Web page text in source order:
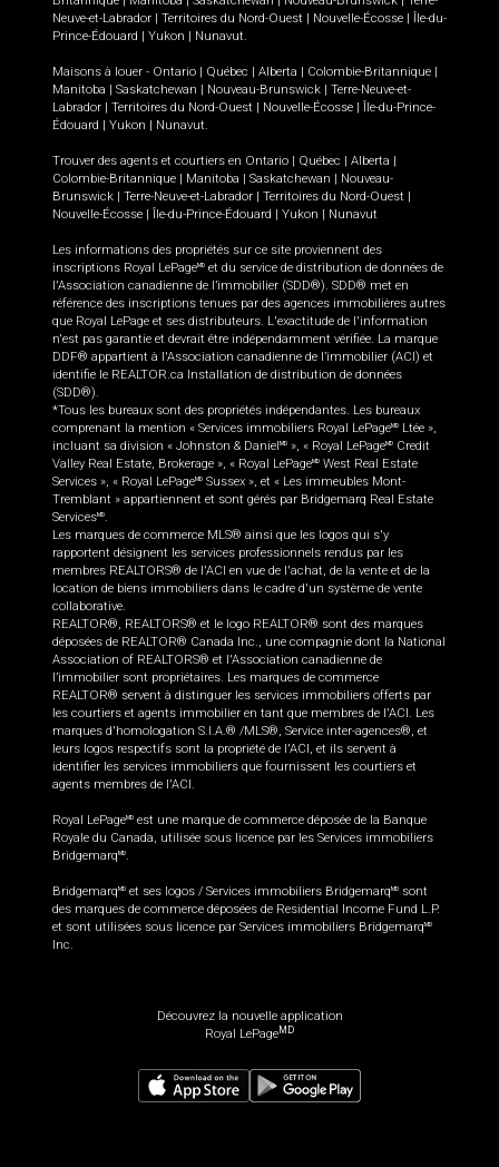
Neuve-et-Labrador
Territoires du Nord-Ouest Nouvelle-Écosse
Île-du-
Prince-Édouard
Yukon Nunavut.
Maisons à louer - Ontario Québec Alberta Colombie-Britannique
Manitoba
Saskatchewan Nouveau-Brunswick
Terre-Neuve-et-
Labrador
Territoires du Nord-Ouest Nouvelle-Écosse
Île-du-Prince-
Édouard
Yukon Nunavut.
Trouver des agents et courtiers en Ontario Québec Alberta
Colombie-Britannique
Manitoba Saskatchewan
Nouveau-
Brunswick
Terre-Neuve-et-Labrador Territoires du Nord-Ouest
Nouvelle-Écosse
Île-du-Prince-Édouard Yukon Nunavut
Les informations des propriétés sur ce site proviennent des
inscriptions Royal LePageMD et du service de distribution de données de
l'Association canadienne de l’immobilier (SDD®). SDD® met en
référence des inscriptions tenues par des agences immobilières autres
que Royal LePage et ses distributeurs. L'exactitude de l'information
n'est pas garantie et devrait être indépendamment vérifiée. La marque
DDF® appartient à l'Association canadienne de l’immobilier (ACI) et
identifie le REALTOR.ca Installation de distribution de données
(SDD®).
*Tous les bureaux sont des propriétés indépendantes. Les bureaux
comprenant la mention « Services immobiliers Royal LePageMD
Ltée »,
incluant sa division « Johnston & Daniel MD », « Royal LePageMD
Credit
Valley Real Estate, Brokerage », « Royal LePageMD West Real Estate
Services », « Royal LePageMD Sussex », et « Les immeubles Mont-
Tremblant » appartiennent et sont gérés par Bridgemarq Real Estate
ServicesMD.
Les marques de commerce MLS® ainsi que les logos qui s'y
rapportent désignent les services professionnels rendus par les
membres REALTORS® de l'ACI en vue de l'achat, de la vente et de la
location de biens immobiliers dans le cadre d'un système de vente
collaborative.
REALTOR®, REALTORS® et le logo REALTOR® sont des marques
déposées de REALTOR® Canada Inc., une compagnie dont la National
Association of REALTORS® et l'Association canadienne de
l’immobilier sont propriétaires. Les marques de commerce
REALTOR® servent à distinguer les services immobiliers offerts par
les courtiers et agents immobilier en tant que membres de l'ACI. Les
marques d'homologation S.I.A.® /MLS®, Service inter-agences®, et
leurs logos respectifs sont la propriété de l'ACI, et ils servent à
identifier les services immobiliers que fournissent les courtiers et
agents membres de l'ACI.
Royal LePageMD est une marque de commerce déposée de la Banque
Royale du Canada, utilisée sous licence par les Services immobiliers
BridgemarqMD.
BridgemarqMD et ses logos / Services immobiliers BridgemarqMD
sont
des marques de commerce déposées de Residential Income Fund L.P.
et sont utilisées sous licence par Services immobiliers BridgemarqMD
Inc.
Découvrez la nouvelle application
Royal LePageMD